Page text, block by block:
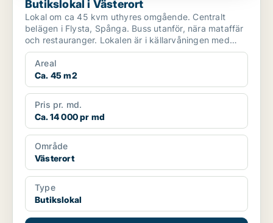
Butikslokal i Västerort
Lokal om ca 45 kvm uthyres omgående. Centralt
belägen i Flysta, Spånga. Buss utanför, nära mataffär
och restauranger. Lokalen är i källarvåningen med
ege...
Areal
Ca. 45 m2
Pris pr. md.
Ca. 14 000 pr md
Område
Västerort
Type
Butikslokal